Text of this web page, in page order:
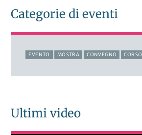
Categorie di eventi
EVENTO MOSTRA CONVEGNO CORSO
Ultimi video